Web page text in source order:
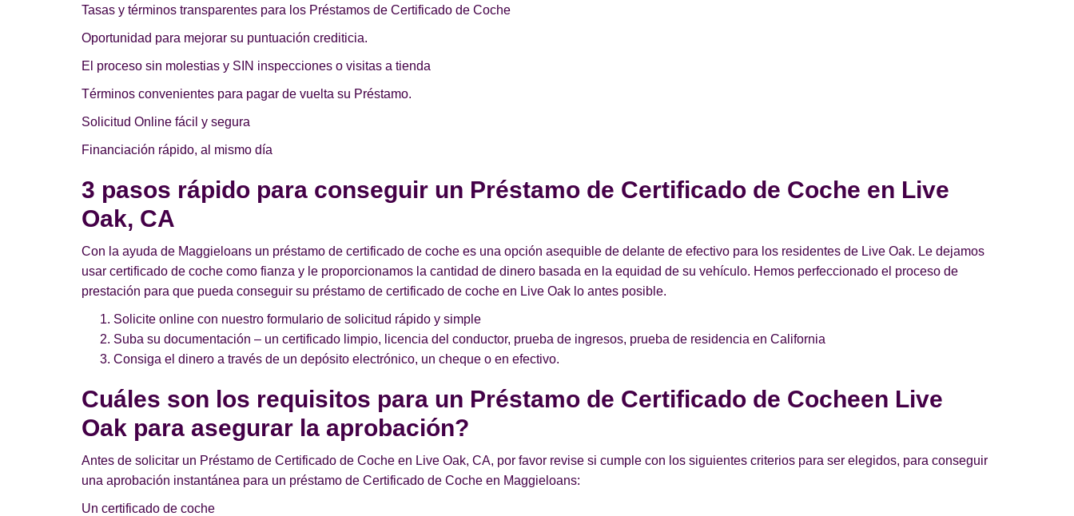
Tasas y términos transparentes para los Préstamos de Certificado de Coche
Oportunidad para mejorar su puntuación crediticia.
El proceso sin molestias y SIN inspecciones o visitas a tienda
Términos convenientes para pagar de vuelta su Préstamo.
Solicitud Online fácil y segura
Financiación rápido, al mismo día
3 pasos rápido para conseguir un Préstamo de Certificado de Coche en Live
Oak, CA
Con la ayuda de Maggieloans un préstamo de certificado de coche es una opción asequible de delante de efectivo para los residentes de Live Oak. Le dejamos
usar certificado de coche como fianza y le proporcionamos la cantidad de dinero basada en la equidad de su vehículo. Hemos perfeccionado el proceso de
prestación para que pueda conseguir su préstamo de certificado de coche en Live Oak lo antes posible.
Solicite online con nuestro formulario de solicitud rápido y simple
Suba su documentación – un certificado limpio, licencia del conductor, prueba de ingresos, prueba de residencia en California
Consiga el dinero a través de un depósito electrónico, un cheque o en efectivo.
Cuáles son los requisitos para un Préstamo de Certificado de Cocheen Live
Oak para asegurar la aprobación?
Antes de solicitar un Préstamo de Certificado de Coche en Live Oak, CA, por favor revise si cumple con los siguientes criterios para ser elegidos, para conseguir
una aprobación instantánea para un préstamo de Certificado de Coche en Maggieloans:
Un certificado de coche